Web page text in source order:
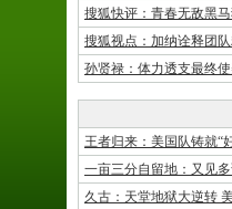
搜狐快评：青春无敌黑
搜狐视点：加纳诠释团
孙贤禄：体力透支最终
王者归来：美国队铸就“
一亩三分自留地：又见
久古：天堂地狱大逆转